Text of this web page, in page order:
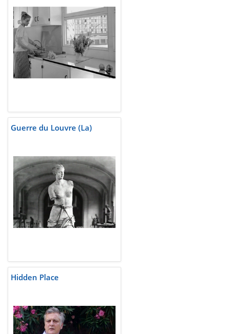
Guerre du Louvre (La)
Hidden Place